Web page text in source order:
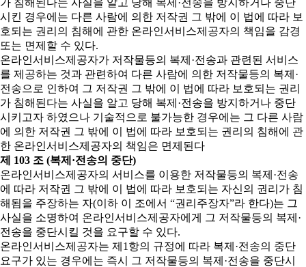
가 침해된다는 사실을 알고 당해 복제·전송을 방지하거나 중단
시킨 경우에는 다른 사람에 의한 저작권 그 밖에 이 법에 따라 보
호되는 권리의 침해에 관한 온라인서비스제공자의 책임을 감경
또는 면제할 수 있다.
온라인서비스제공자가 저작물등의 복제·전송과 관련된 서비스
를 제공하는 것과 관련하여 다른 사람에 의한 저작물등의 복제·
전송으로 인하여 그 저작권 그 밖에 이 법에 따라 보호되는 권리
가 침해된다는 사실을 알고 당해 복제·전송을 방지하거나 중단
시키고자 하였으나 기술적으로 불가능한 경우에는 그 다른 사람
에 의한 저작권 그 밖에 이 법에 따라 보호되는 권리의 침해에 관
한 온라인서비스제공자의 책임은 면제된다
제 103 조 (복제·전송의 중단)
온라인서비스제공자의 서비스를 이용한 저작물등의 복제·전송
에 따라 저작권 그 밖에 이 법에 따라 보호되는 자신의 권리가 침
해됨을 주장하는 자(이하 이 조에서 “권리주장자”라 한다)는 그
사실을 소명하여 온라인서비스제공자에게 그 저작물등의 복제·
전송을 중단시킬 것을 요구할 수 있다.
온라인서비스제공자는 제1항의 규정에 따라 복제·전송의 중단
요구가 있는 경우에는 즉시 그 저작물등의 복제·전송을 중단시